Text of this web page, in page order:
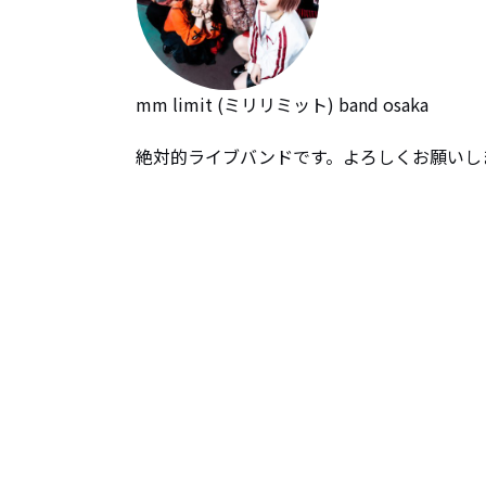
mm limit (ミリリミット) band osaka
絶対的ライブバンドです。よろしくお願いし